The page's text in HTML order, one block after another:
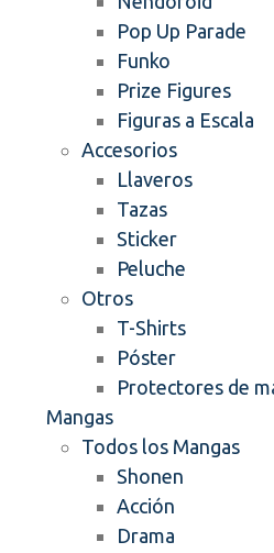
Pop Up Parade
Funko
Prize Figures
Figuras a Escala
Accesorios
Llaveros
Tazas
Sticker
Peluche
Otros
T-Shirts
Póster
Protectores de
Mangas
Todos los Mangas
Shonen
Acción
Drama